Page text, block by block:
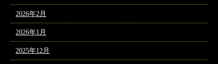
2026年2月
2026年1月
2025年12月